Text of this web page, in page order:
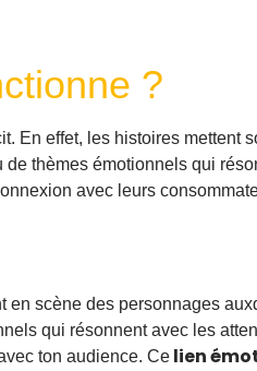
?
En effet, les histoires
de thèmes émotionnels qui
avec leurs
en scène des personnages
qui résonnent avec les
ton audience. Ce lien